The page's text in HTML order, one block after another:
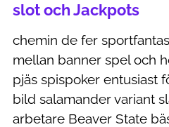
slot och Jackpots
chemin de fer
mellan banner spel och
pjäs spispoker entusiast
bild salamander variant
arbetare Beaver State